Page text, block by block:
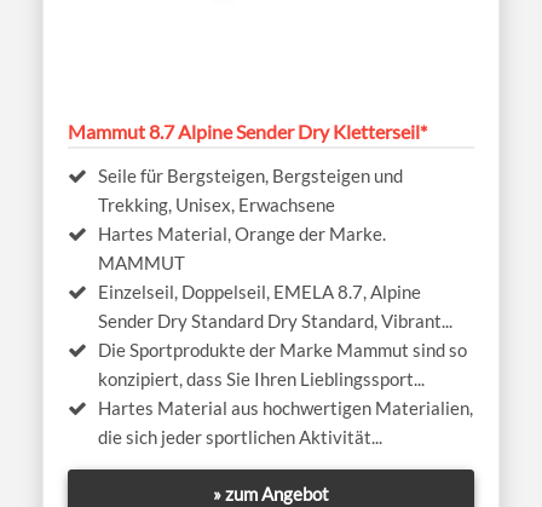
Mammut 8.7 Alpine Sender Dry Kletterseil*
Seile für Bergsteigen, Bergsteigen und
Trekking, Unisex, Erwachsene
Hartes Material, Orange der Marke.
MAMMUT
Einzelseil, Doppelseil, EMELA 8.7, Alpine
Sender Dry Standard Dry Standard, Vibrant...
Die Sportprodukte der Marke Mammut sind so
konzipiert, dass Sie Ihren Lieblingssport...
Hartes Material aus hochwertigen Materialien,
die sich jeder sportlichen Aktivität...
» zum Angebot